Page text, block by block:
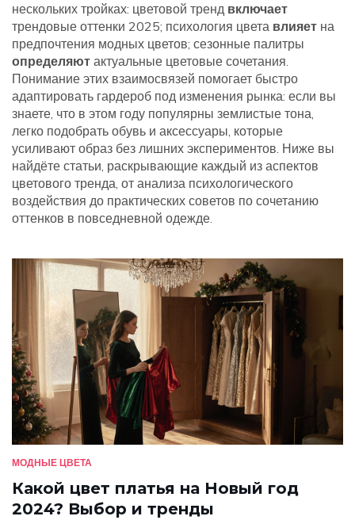
нескольких тройках: цветовой тренд включает
трендовые оттенки 2025; психология цвета влияет на
предпочтения модных цветов; сезонные палитры
определяют актуальные цветовые сочетания.
Понимание этих взаимосвязей помогает быстро
адаптировать гардероб под изменения рынка: если вы
знаете, что в этом году популярны землистые тона,
легко подобрать обувь и аксессуары, которые
усиливают образ без лишних экспериментов. Ниже вы
найдёте статьи, раскрывающие каждый из аспектов
цветового тренда, от анализа психологического
воздействия до практических советов по сочетанию
оттенков в повседневной одежде.
МОДНЫЕ ЦВЕТА
Какой цвет платья на Новый год
2024? Выбор и тренды